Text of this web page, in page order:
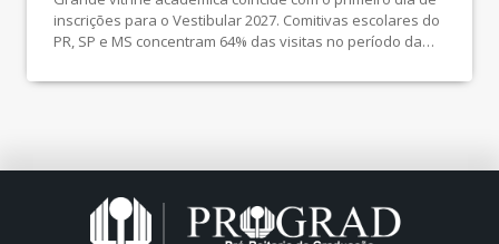
inscrições para o Vestibular 2027. Comitivas escolares do
PR, SP e MS concentram 64% das visitas no período da